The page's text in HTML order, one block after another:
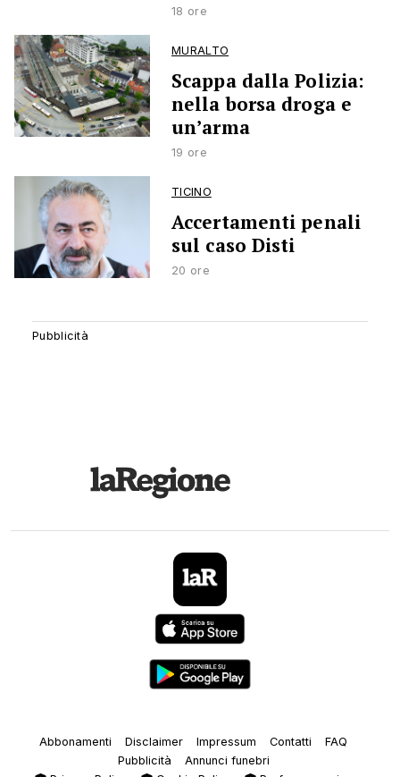
18 ore
MURALTO
Scappa dalla Polizia:
nella borsa droga e
un’arma
19 ore
TICINO
Accertamenti penali
sul caso Disti
20 ore
Abbonamenti Disclaimer Impressum Contatti
FAQ
Pubblicità
Annunci funebri